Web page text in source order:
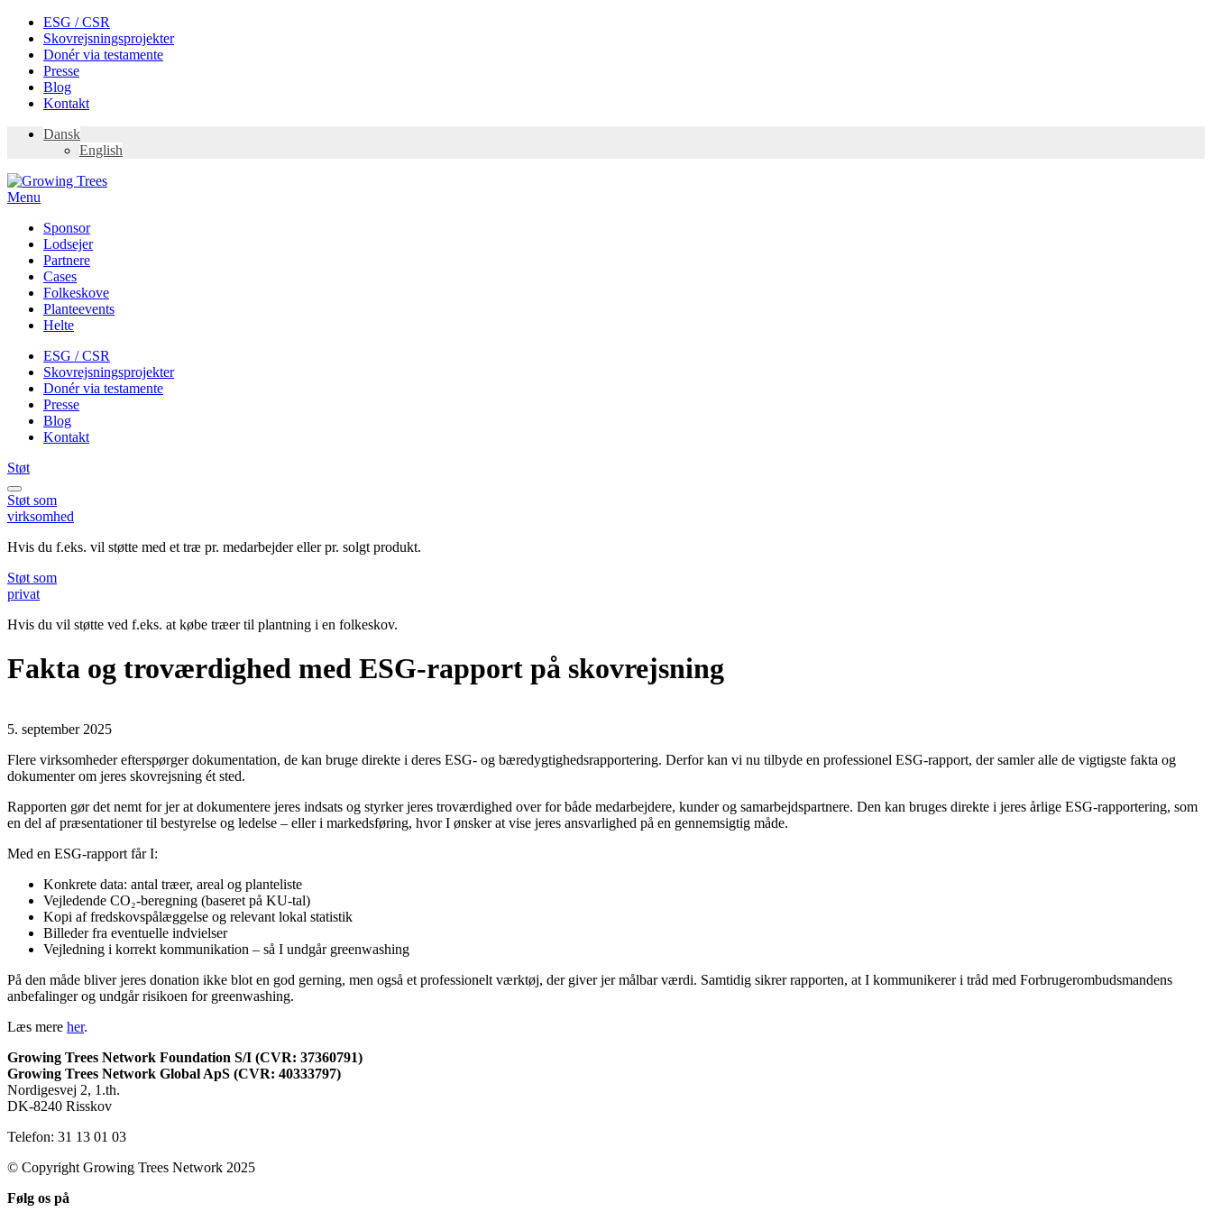
Skip
content
ESG / CSR
Skovrejsningsprojekter
Donér via testamente
Presse
Blog
Kontakt
Dansk
English
Menu
Sponsor
Lodsejer
Partnere
Cases
Folkeskove
Planteevents
Helte
ESG / CSR
Skovrejsningsprojekter
Donér via testamente
Presse
Blog
Kontakt
Støt
Støt som
virksomhed
Hvis du f.eks. vil støtte med et træ pr. medarbejder eller pr. solgt produkt.
Støt som
privat
Hvis du vil støtte ved f.eks. at købe træer til plantning i en folkeskov.
Fakta og troværdighed med ESG-rapport på skovrejsning
5. september 2025
Flere virksomheder efterspørger dokumentation, de kan bruge direkte i deres ESG- og bæredygtighedsrapportering. Derfor kan vi nu tilbyde en professionel ESG-rapport, der samler alle de vigtigste fakta og
dokumenter om jeres skovrejsning ét sted.
Rapporten gør det nemt for jer at dokumentere jeres indsats og styrker jeres troværdighed over for både medarbejdere, kunder og samarbejdspartnere. Den kan bruges direkte i jeres årlige ESG-rapportering, som
en del af præsentationer til bestyrelse og ledelse – eller i markedsføring, hvor I ønsker at vise jeres ansvarlighed på en gennemsigtig måde.
Med en ESG-rapport får I:
Konkrete data: antal træer, areal og planteliste
Vejledende CO₂-beregning (baseret på KU-tal)
Kopi af fredskovspålæggelse og relevant lokal statistik
Billeder fra eventuelle indvielser
Vejledning i korrekt kommunikation – så I undgår greenwashing
På den måde bliver jeres donation ikke blot en god gerning, men også et professionelt værktøj, der giver jer målbar værdi. Samtidig sikrer rapporten, at I kommunikerer i tråd med Forbrugerombudsmandens
anbefalinger og undgår risikoen for greenwashing.
Læs mere her.
Growing Trees Network Foundation S/I (CVR: 37360791)
Growing Trees Network Global ApS (CVR: 40333797)
Nordigesvej 2, 1.th.
DK-8240 Risskov
Telefon: 31 13 01 03
© Copyright Growing Trees Network 2025
Følg os på